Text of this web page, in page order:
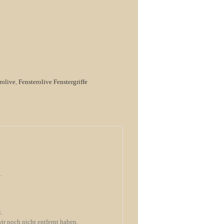
, Fensterolive Fenstergriffe
noch nicht entfernt haben.